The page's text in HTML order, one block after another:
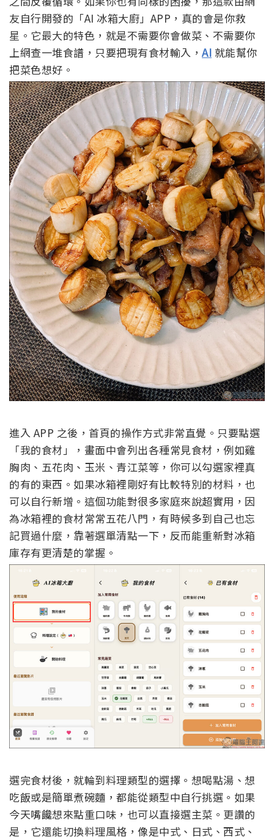
友自行開發的「AI 冰箱大廚」APP，真的會是你救
星。它最大的特色，就是不需要你會做菜、不需要你
上網查一堆食譜，只要把現有食材輸入，AI 就能幫你
把菜色想好。
進入 APP 之後，首頁的操作方式非常直覺。只要點選
「我的食材」，畫面中會列出各種常見食材，例如雞
胸肉、五花肉、玉米、青江菜等，你可以勾選家裡真
的有的東西。如果冰箱裡剛好有比較特別的材料，也
可以自行新增。這個功能對很多家庭來說超實用，因
為冰箱裡的食材常常五花八門，有時候多到自己也忘
記買過什麼，靠著選單清點一下，反而能重新對冰箱
庫存有更清楚的掌握。
選完食材後，就輪到料理類型的選擇。想喝點湯、想
吃飯或是簡單煮碗麵，都能從類型中自行挑選。如果
今天嘴饞想來點重口味，也可以直接選主菜。更讚的
是，它還能切換料理風格，像是中式、日式、西式、